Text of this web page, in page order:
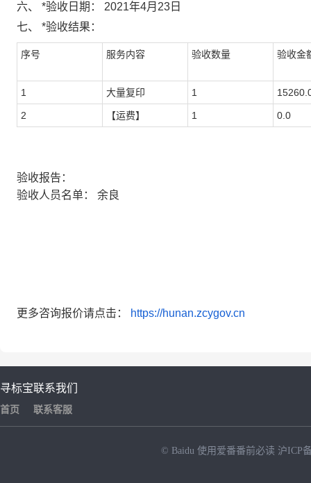
六、 *验收日期： 2021年4月23日
七、 *验收结果：
序号 服务内容 验收数量 验收金
1 大量复印 1
2 【运费】 1 0.0
验收报告：
验收人员名单： 余良
更多咨询报价请点击： https://hunan.zcygov.cn
寻标宝
首页
联系我们
联系客服
© Baidu 使用爱番番前必读 沪ICP